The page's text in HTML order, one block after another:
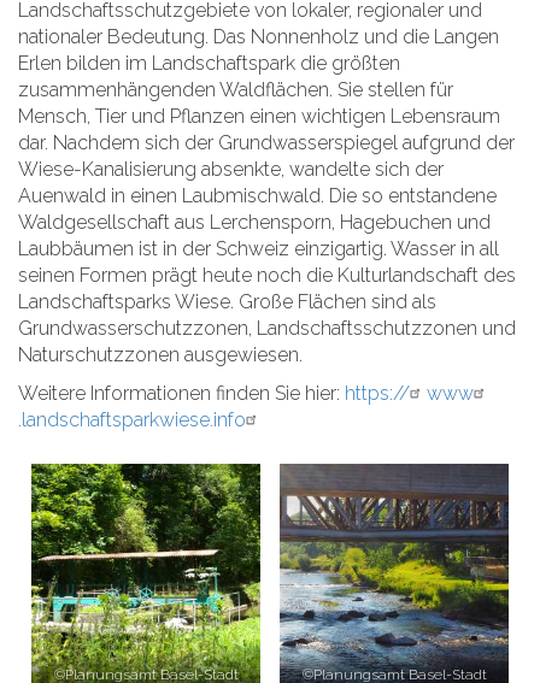
Landschaftsschutzgebiete von lokaler, regionaler und
nationaler Bedeutung. Das Nonnenholz und die Langen
Erlen bilden im Landschaftspark die größten
zusammenhängenden Waldflächen. Sie stellen für
Mensch, Tier und Pflanzen einen wichtigen Lebensraum
dar. Nachdem sich der Grundwasserspiegel aufgrund der
Wiese-Kanalisierung absenkte, wandelte sich der
Auenwald in einen Laubmischwald. Die so entstandene
Waldgesellschaft aus Lerchensporn, Hagebuchen und
Laubbäumen ist in der Schweiz einzigartig. Wasser in all
seinen Formen prägt heute noch die Kulturlandschaft des
Landschaftsparks Wiese. Große Flächen sind als
Grundwasserschutzzonen, Landschaftsschutzzonen und
Naturschutzzonen ausgewiesen.
Weitere Informationen finden Sie hier: https://
www
.landschaftsparkwiese.info
©Planungsamt Basel-Stadt ©Planungsamt Basel-Stadt